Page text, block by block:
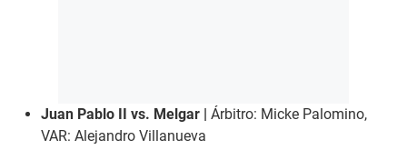
Juan Pablo II vs. Melgar | Árbitro: Micke Palomino,
VAR: Alejandro Villanueva